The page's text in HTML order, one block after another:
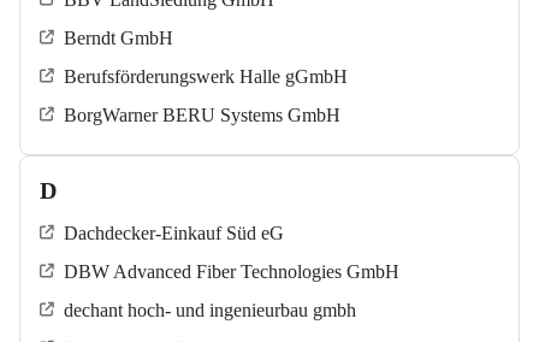
Berndt GmbH
Berufsförderungswerk Halle gGmbH
BorgWarner BERU Systems GmbH
D
Dachdecker-Einkauf Süd eG
DBW Advanced Fiber Technologies GmbH
dechant hoch- und ingenieurbau gmbh